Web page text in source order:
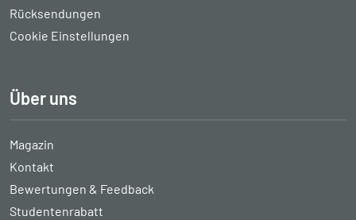
Rücksendungen
Cookie Einstellungen
Über uns
Magazin
Kontakt
Bewertungen & Feedback
Studentenrabatt